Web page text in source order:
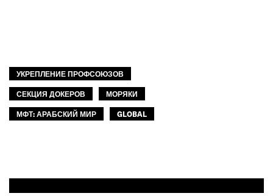
УКРЕПЛЕНИЕ ПРОФСОЮЗОВ
СЕКЦИЯ ДОКЕРОВ
МОРЯКИ
МФТ: АРАБСКИЙ МИР
GLOBAL